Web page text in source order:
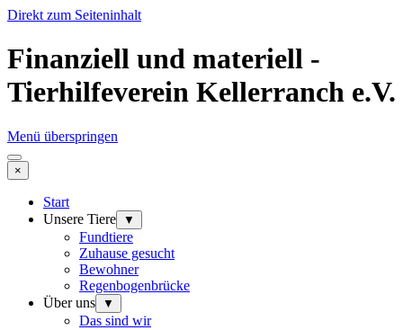
Direkt zum Seiteninhalt
Finanziell und materiell -
Tierhilfeverein Kellerranch e.V.
Menü überspringen
×
Start
Unsere Tiere
▼
Fundtiere
Zuhause gesucht
Bewohner
Regenbogenbrücke
Über uns
▼
Das sind wir